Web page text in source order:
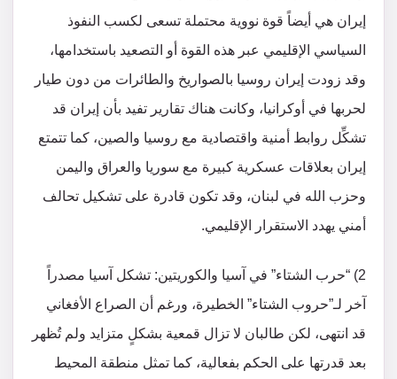
إيران هي أيضاً قوة نووية محتملة تسعى لكسب النفوذ
السياسي الإقليمي عبر هذه القوة أو التصعيد باستخدامها،
وقد زودت إيران روسيا بالصواريخ والطائرات من دون طيار
لحربها في أوكرانيا، وكانت هناك تقارير تفيد بأن إيران قد
تشكِّل روابط أمنية واقتصادية مع روسيا والصين، كما تتمتع
إيران بعلاقات عسكرية كبيرة مع سوريا والعراق واليمن
وحزب الله في لبنان، وقد تكون قادرة على تشكيل تحالف
أمني يهدد الاستقرار الإقليمي.
2) “حرب الشتاء” في آسيا والكوريتين: تشكل آسيا مصدراً
آخر لـ”حروب الشتاء” الخطيرة، ورغم أن الصراع الأفغاني
قد انتهى، لكن طالبان لا تزال قمعية بشكلٍ متزايد ولم تُظهر
بعد قدرتها على الحكم بفعالية، كما تمثل منطقة المحيط